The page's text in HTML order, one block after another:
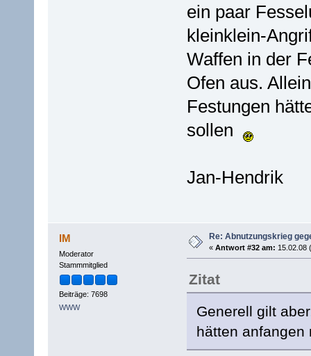
ein paar
kleinklein-
Waffen in der
Ofen aus.
Festungen
sollen
Jan-Hendrik
IM
Moderator
Stammmitglied
Beiträge: 7698
WWW
Re: Abnutzungskrieg
« Antwort #32 am: 15.02.08
Zitat
Generell gilt
hätten anfangen